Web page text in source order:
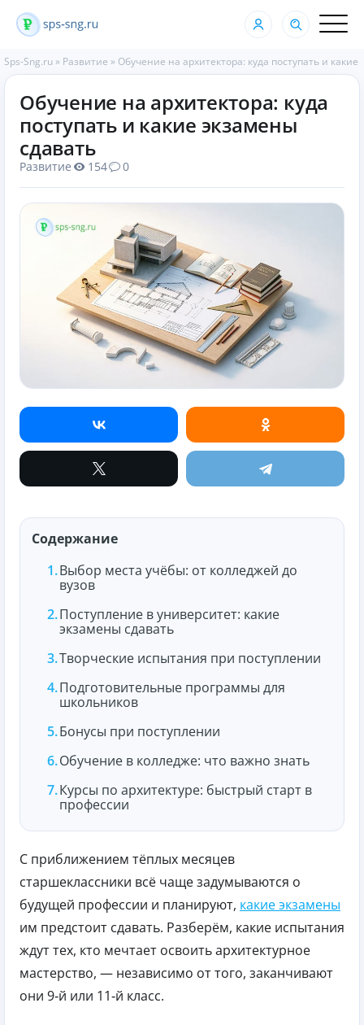
Sps-Sng.ru » Развитие » Обучение на архитектора: куда поступать и какие
Обучение на архитектора: куда
поступать и какие экзамены
сдавать
Развитие 154 0
Содержание
Выбор места учёбы: от колледжей до
вузов
Поступление в университет: какие
экзамены сдавать
Творческие испытания при поступлении
Подготовительные программы для
школьников
Бонусы при поступлении
Обучение в колледже: что важно знать
Курсы по архитектуре: быстрый старт в
профессии
С приближением тёплых месяцев
старшеклассники всё чаще задумываются о
будущей профессии и планируют, какие экзамены
им предстоит сдавать. Разберём, какие испытания
ждут тех, кто мечтает освоить архитектурное
мастерство, — независимо от того, заканчивают
они 9‑й или 11‑й класс.